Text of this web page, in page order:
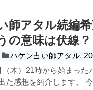
師アタル続編
の意味は伏線？
ハケン占い師アタル,
木）21時から始まった
た感想を紹介します。